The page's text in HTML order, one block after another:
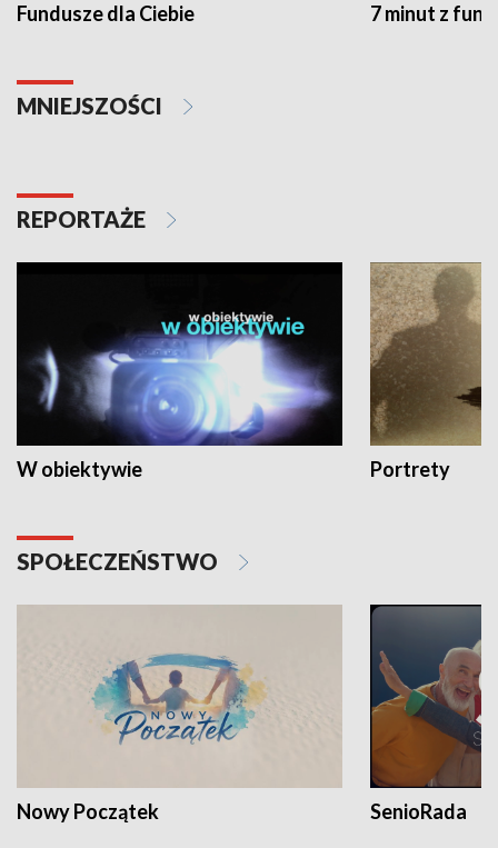
Fundusze dla Ciebie 7 minut z
MNIEJSZOŚCI
REPORTAŻE
W obiektywie Portrety
SPOŁECZEŃSTWO
Nowy Początek SenioRada